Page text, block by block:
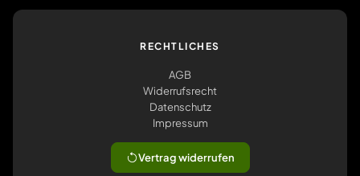
RECHTLICHES
AGB
Widerrufsrecht
Datenschutz
Impressum
Vertrag widerrufen